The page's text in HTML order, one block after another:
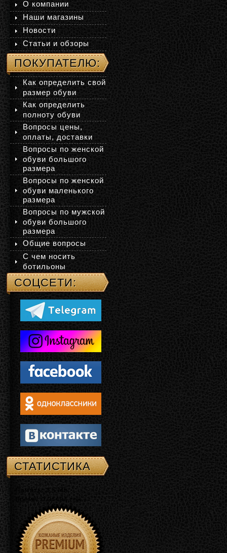
О компании
Наши магазины
Новости
Статьи и обзоры
ПОКУПАТЕЛЮ:
Как определить свой
размер обуви
Как определить
полноту обуви
Вопросы цены,
оплаты, доставки
Вопросы по женской
обуви большого
размера
Вопросы по женской
обуви маленького
размера
Вопросы по мужской
обуви большого
размера
Общие вопросы
С чем носить
ботильоны
СОЦСЕТИ:
СТАТИСТИКА
Память: 3.5 Mb
Время: 0.04494 сек.